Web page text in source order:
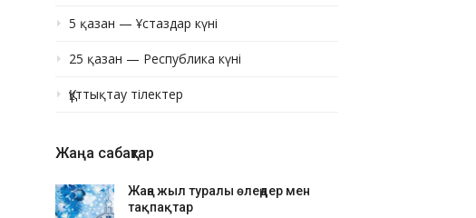
5 қазан — Ұстаздар күні
25 қазан — Республика күні
Құттықтау тілектер
Жаңа сабақтар
Жаңа жыл туралы өлеңдер мен
тақпақтар